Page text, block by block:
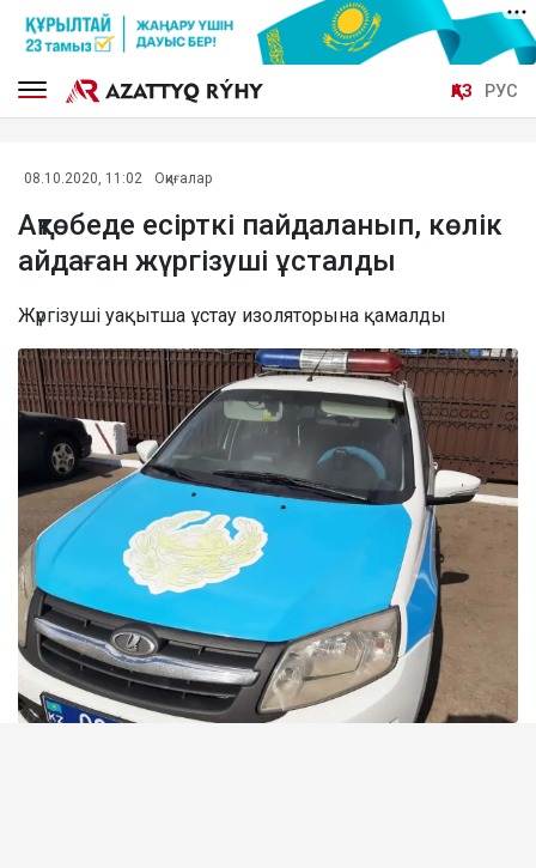
ҚАЗ РУС
08.10.2020, 11:02 Оқиғалар
Ақтөбеде есірткі пайдаланып, көлік
айдаған жүргізуші ұсталды
Жүргізуші уақытша ұстау изоляторына қамалды